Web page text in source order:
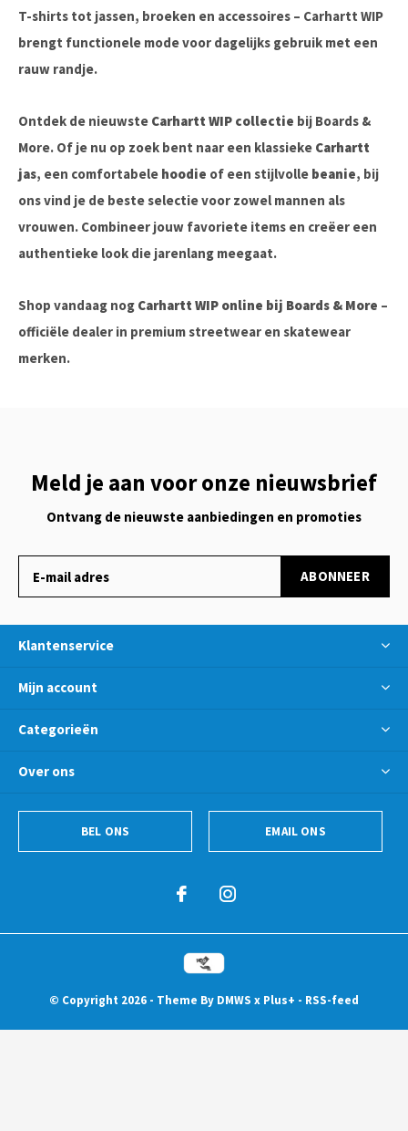
T-shirts tot jassen, broeken en accessoires – Carhartt WIP
brengt functionele mode voor dagelijks gebruik met een
rauw randje.
Ontdek de nieuwste Carhartt WIP collectie bij Boards &
More. Of je nu op zoek bent naar een klassieke Carhartt
jas, een comfortabele hoodie of een stijlvolle beanie, bij
ons vind je de beste selectie voor zowel mannen als
vrouwen. Combineer jouw favoriete items en creëer een
authentieke look die jarenlang meegaat.
Shop vandaag nog Carhartt WIP online bij Boards & More –
officiële dealer in premium streetwear en skatewear
merken.
Meld je aan voor onze nieuwsbrief
Ontvang de nieuwste aanbiedingen en promoties
ABONNEER
Klantenservice
Mijn account
Categorieën
Over ons
BEL ONS EMAIL ONS
© Copyright 2026 - Theme By DMWS x Plus+ - RSS-feed